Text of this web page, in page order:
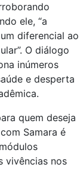
ele, “a
diferencial ao
O diálogo
inúmeros
e desperta
quem deseja
Samara é
vivências nos